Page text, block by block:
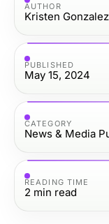
AUTHOR
Kristen Gonzalez
PUBLISHED
May 15, 2024
CATEGORY
News & Media
READING TIME
2 min read